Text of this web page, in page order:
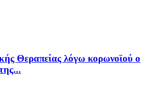
Θεραπείας λόγω κορωνοϊού ο